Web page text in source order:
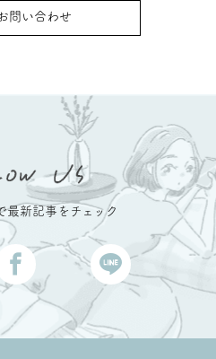
問い合わせ
最新記事をチェック